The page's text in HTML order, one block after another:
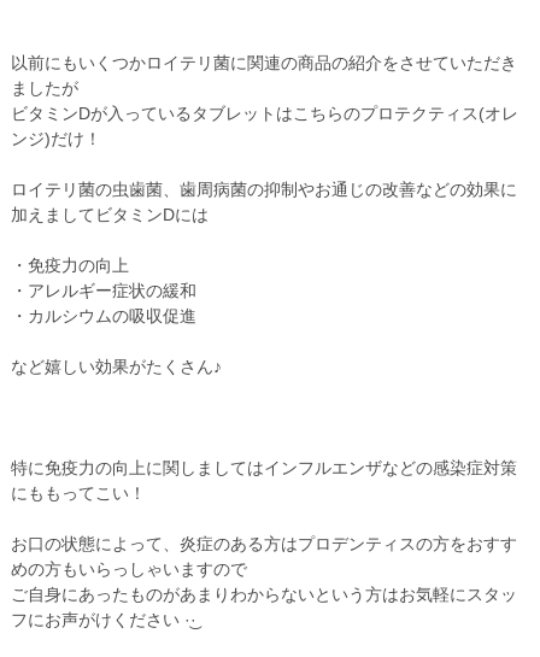
以前にもいくつかロイテリ菌に関連の商品の紹介をさせていただき
ましたが
ビタミンDが入っているタブレットはこちらのプロテクティス(オレ
ンジ)だけ！
ロイテリ菌の虫歯菌、歯周病菌の抑制やお通じの改善などの効果に
加えましてビタミンDには
・免疫力の向上
・アレルギー症状の緩和
・カルシウムの吸収促進
など嬉しい効果がたくさん♪
特に免疫力の向上に関しましてはインフルエンザなどの感染症対策
にももってこい！
お口の状態によって、炎症のある方はプロデンティスの方をおすす
めの方もいらっしゃいますので
ご自身にあったものがあまりわからないという方はお気軽にスタッ
フにお声がけください‪ ·͜·